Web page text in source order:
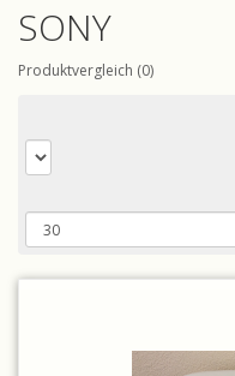
SONY
Produktvergleich (0)